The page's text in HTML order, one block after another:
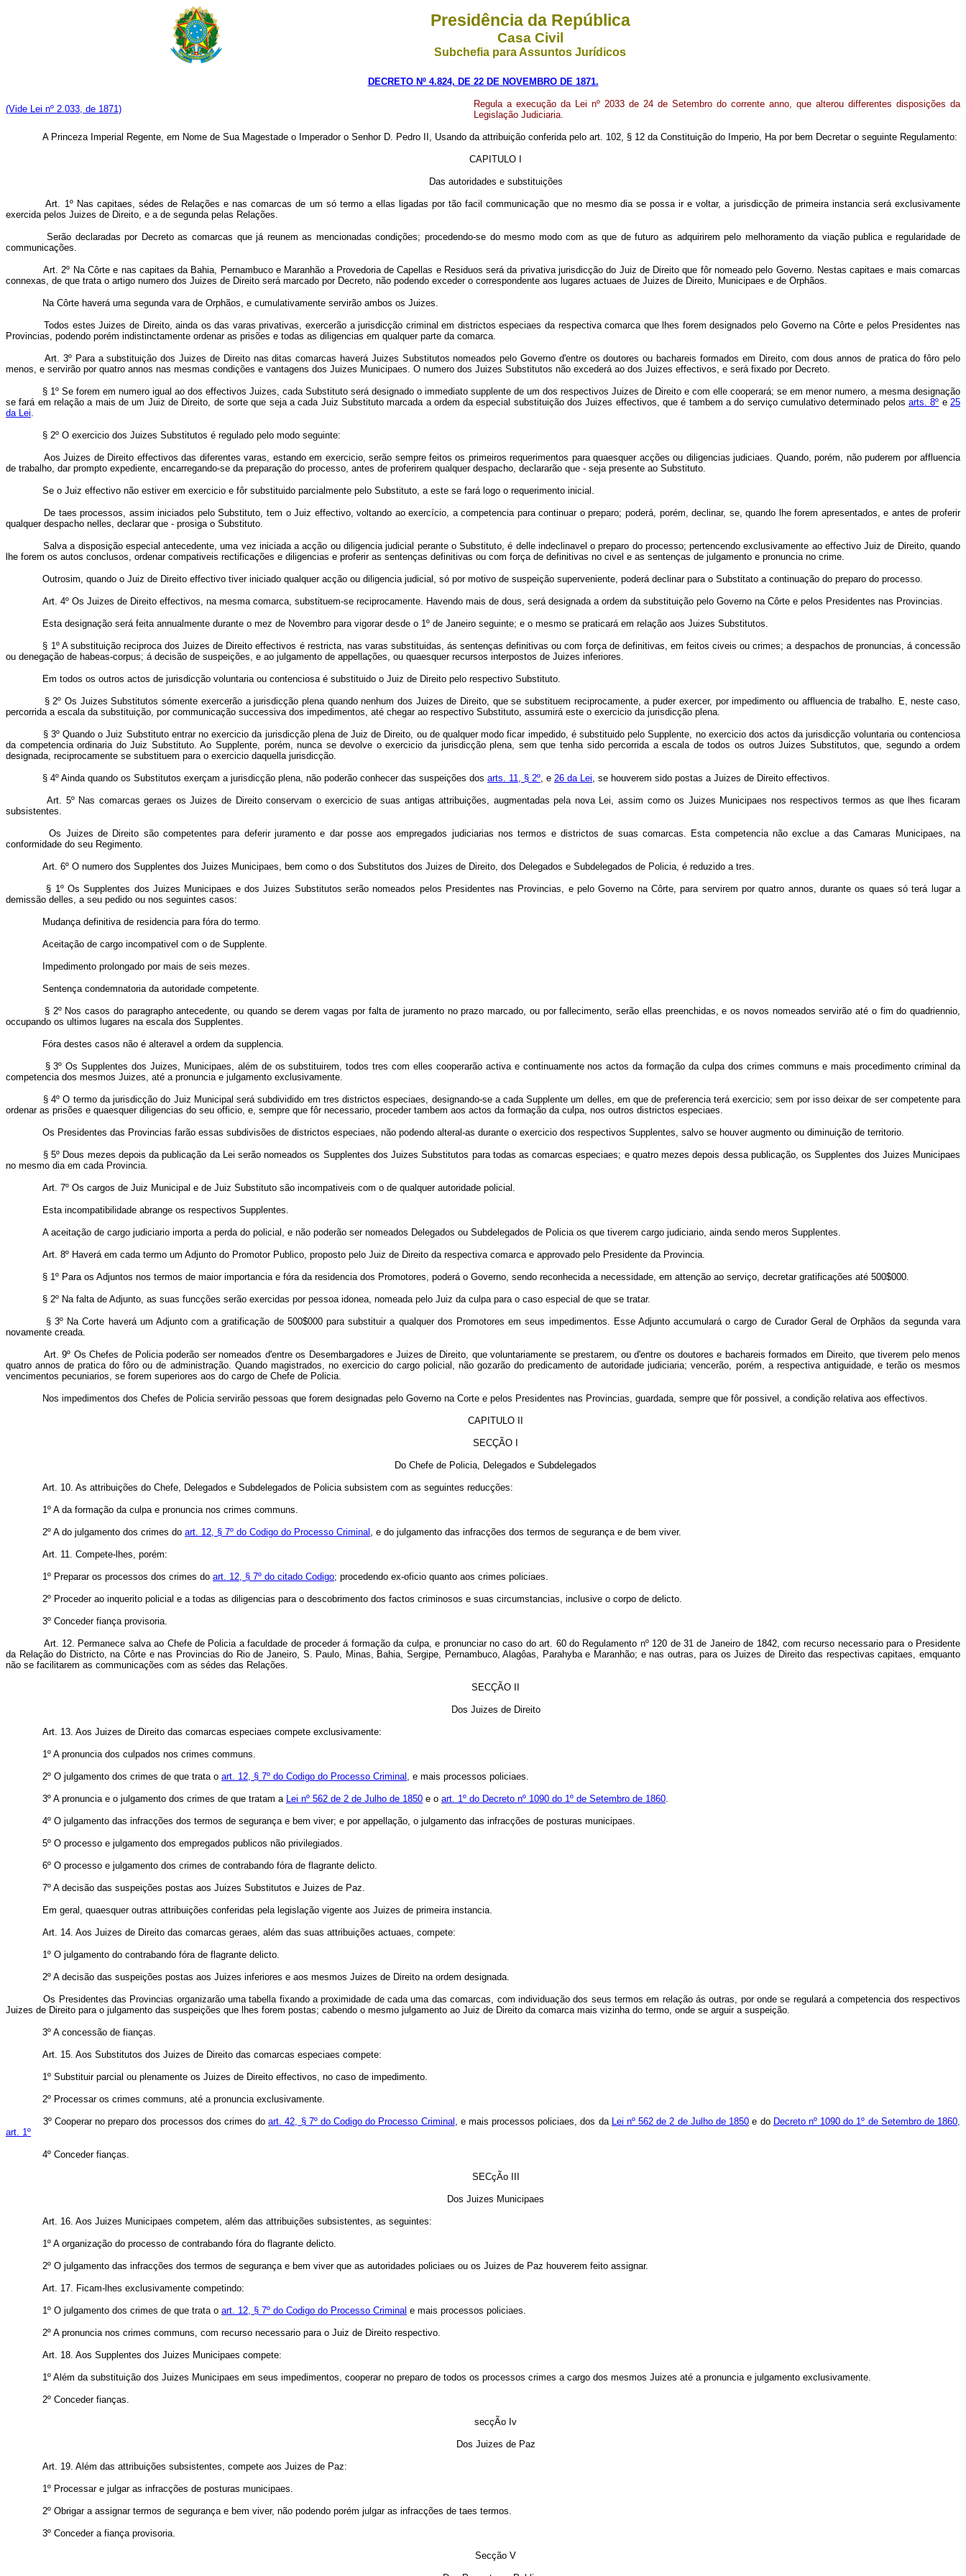
Presidência da República
Casa Civil
Subchefia para Assuntos Jurídicos
DECRETO Nº 4.824, DE 22 DE NOVEMBRO DE 1871.
(Vide Lei nº 2.033, de 1871)
Regula a execução da Lei nº 2033 de 24 de Setembro do corrente anno, que alterou differentes disposições da
Legislação Judiciaria.
A Princeza Imperial Regente, em Nome de Sua Magestade o Imperador o Senhor D. Pedro II, Usando da attribuição conferida pelo art. 102, § 12 da Constituição do Imperio, Ha por bem Decretar o seguinte Regulamento:
CAPITULO I
Das autoridades e substituições
Art. 1º Nas capitaes, sédes de Relações e nas comarcas de um só termo a ellas ligadas por tão facil communicação que no mesmo dia se possa ir e voltar, a jurisdicção de primeira instancia será exclusivamente
exercida pelos Juizes de Direito, e a de segunda pelas Relações.
Serão declaradas por Decreto as comarcas que já reunem as mencionadas condições; procedendo-se do mesmo modo com as que de futuro as adquirirem pelo melhoramento da viação publica e regularidade de
communicações.
Art. 2º Na Côrte e nas capitaes da Bahia, Pernambuco e Maranhão a Provedoria de Capellas e Residuos será da privativa jurisdicção do Juiz de Direito que fôr nomeado pelo Governo. Nestas capitaes e mais comarcas
connexas, de que trata o artigo numero dos Juizes de Direito será marcado por Decreto, não podendo exceder o correspondente aos lugares actuaes de Juizes de Direito, Municipaes e de Orphãos.
Na Côrte haverá uma segunda vara de Orphãos, e cumulativamente servirão ambos os Juizes.
Todos estes Juizes de Direito, ainda os das varas privativas, exercerão a jurisdicção criminal em districtos especiaes da respectiva comarca que lhes forem designados pelo Governo na Côrte e pelos Presidentes nas
Provincias, podendo porém indistinctamente ordenar as prisões e todas as diligencias em qualquer parte da comarca.
Art. 3º Para a substituição dos Juizes de Direito nas ditas comarcas haverá Juizes Substitutos nomeados pelo Governo d'entre os doutores ou bachareis formados em Direito, com dous annos de pratica do fôro pelo
menos, e servirão por quatro annos nas mesmas condições e vantagens dos Juizes Municipaes. O numero dos Juizes Substitutos não excederá ao dos Juizes effectivos, e será fixado por Decreto.
§ 1º Se forem em numero igual ao dos effectivos Juizes, cada Substituto será designado o immediato supplente de um dos respectivos Juizes de Direito e com elle cooperará; se em menor numero, a mesma designação
se fará em relação a mais de um Juiz de Direito, de sorte que seja a cada Juiz Substituto marcada a ordem da especial substituição dos Juizes effectivos, que é tambem a do serviço cumulativo determinado pelosarts. 8º e25
da Lei.
§ 2º O exercicio dos Juizes Substitutos é regulado pelo modo seguinte:
Aos Juizes de Direito effectivos das diferentes varas, estando em exercicio, serão sempre feitos os primeiros requerimentos para quaesquer acções ou diligencias judiciaes. Quando, porém, não puderem por affluencia
de trabalho, dar prompto expediente, encarregando-se da preparação do processo, antes de proferirem qualquer despacho, declararão que - seja presente ao Substituto.
Se o Juiz effectivo não estiver em exercicio e fôr substituido parcialmente pelo Substituto, a este se fará logo o requerimento inicial.
De taes processos, assim iniciados pelo Substituto, tem o Juiz effectivo, voltando ao exercício, a competencia para continuar o preparo; poderá, porém, declinar, se, quando lhe forem apresentados, e antes de proferir
qualquer despacho nelles, declarar que - prosiga o Substituto.
Salva a disposição especial antecedente, uma vez iniciada a acção ou diligencia judicial perante o Substituto, é delle indeclinavel o preparo do processo; pertencendo exclusivamente ao effectivo Juiz de Direito, quando
lhe forem os autos conclusos, ordenar compativeis rectificações e diligencias e proferir as sentenças definitivas ou com força de definitivas no civel e as sentenças de julgamento e pronuncia no crime.
Outrosim, quando o Juiz de Direito effectivo tiver iniciado qualquer acção ou diligencia judicial, só por motivo de suspeição superveniente, poderá declinar para o Substitato a continuação do preparo do processo.
Art. 4º Os Juizes de Direito effectivos, na mesma comarca, substituem-se reciprocamente. Havendo mais de dous, será designada a ordem da substituição pelo Governo na Côrte e pelos Presidentes nas Provincias.
Esta designação será feita annualmente durante o mez de Novembro para vigorar desde o 1º de Janeiro seguinte; e o mesmo se praticará em relação aos Juizes Substitutos.
§ 1º A substituição reciproca dos Juizes de Direito effectivos é restricta, nas varas substituidas, ás sentenças definitivas ou com força de definitivas, em feitos civeis ou crimes; a despachos de pronuncias, á concessão
ou denegação de habeas-corpus; á decisão de suspeições, e ao julgamento de appellações, ou quaesquer recursos interpostos de Juizes inferiores.
Em todos os outros actos de jurisdicção voluntaria ou contenciosa é substituido o Juiz de Direito pelo respectivo Substituto.
§ 2º Os Juizes Substitutos sómente exercerão a jurisdicção plena quando nenhum dos Juizes de Direito, que se substituem reciprocamente, a puder exercer, por impedimento ou affluencia de trabalho. E, neste caso,
percorrida a escala da substituição, por communicação successiva dos impedimentos, até chegar ao respectivo Substituto, assumirá este o exercicio da jurisdicção plena.
§ 3º Quando o Juiz Substituto entrar no exercicio da jurisdicção plena de Juiz de Direito, ou de qualquer modo ficar impedido, é substituido pelo Supplente, no exercicio dos actos da jurisdicção voluntaria ou contenciosa
da competencia ordinaria do Juiz Substituto. Ao Supplente, porém, nunca se devolve o exercicio da jurisdicção plena, sem que tenha sido percorrida a escala de todos os outros Juizes Substitutos, que, segundo a ordem
designada, reciprocamente se substituem para o exercicio daquella jurisdicção.
§ 4º Ainda quando os Substitutos exerçam a jurisdicção plena, não poderão conhecer das suspeições dos arts. 11, § 2º, e 26 da Lei, se houverem sido postas a Juizes de Direito effectivos.
Art. 5º Nas comarcas geraes os Juizes de Direito conservam o exercicio de suas antigas attribuições, augmentadas pela nova Lei, assim como os Juizes Municipaes nos respectivos termos as que lhes ficaram
subsistentes.
Os Juizes de Direito são competentes para deferir juramento e dar posse aos empregados judiciarias nos termos e districtos de suas comarcas. Esta competencia não exclue a das Camaras Municipaes, na
conformidade do seu Regimento.
Art. 6º O numero dos Supplentes dos Juizes Municipaes, bem como o dos Substitutos dos Juizes de Direito, dos Delegados e Subdelegados de Policia, é reduzido a tres.
§ 1º Os Supplentes dos Juizes Municipaes e dos Juizes Substitutos serão nomeados pelos Presidentes nas Provincias, e pelo Governo na Côrte, para servirem por quatro annos, durante os quaes só terá lugar a
demissão delles, a seu pedido ou nos seguintes casos:
Mudança definitiva de residencia para fóra do termo.
Aceitação de cargo incompativel com o de Supplente.
Impedimento prolongado por mais de seis mezes.
Sentença condemnatoria da autoridade competente.
§ 2º Nos casos do paragrapho antecedente, ou quando se derem vagas por falta de juramento no prazo marcado, ou por fallecimento, serão ellas preenchidas, e os novos nomeados servirão até o fim do quadriennio,
occupando os ultimos lugares na escala dos Supplentes.
Fóra destes casos não é alteravel a ordem da supplencia.
§ 3º Os Supplentes dos Juizes, Municipaes, além de os substituirem, todos tres com elles cooperarão activa e continuamente nos actos da formação da culpa dos crimes communs e mais procedimento criminal da
competencia dos mesmos Juizes, até a pronuncia e julgamento exclusivamente.
§ 4º O termo da jurisdicção do Juiz Municipal será subdividido em tres districtos especiaes, designando-se a cada Supplente um delles, em que de preferencia terá exercicio; sem por isso deixar de ser competente para
ordenar as prisões e quaesquer diligencias do seu officio, e, sempre que fôr necessario, proceder tambem aos actos da formação da culpa, nos outros districtos especiaes.
Os Presidentes das Provincias farão essas subdivisões de districtos especiaes, não podendo alteral-as durante o exercicio dos respectivos Supplentes, salvo se houver augmento ou diminuição de territorio.
§ 5º Dous mezes depois da publicação da Lei serão nomeados os Supplentes dos Juizes Substitutos para todas as comarcas especiaes; e quatro mezes depois dessa publicação, os Supplentes dos Juizes Municipaes
no mesmo dia em cada Provincia.
Art. 7º Os cargos de Juiz Municipal e de Juiz Substituto são incompativeis com o de qualquer autoridade policial.
Esta incompatibilidade abrange os respectivos Supplentes.
A aceitação de cargo judiciario importa a perda do policial, e não poderão ser nomeados Delegados ou Subdelegados de Policia os que tiverem cargo judiciario, ainda sendo meros Supplentes.
Art. 8º Haverá em cada termo um Adjunto do Promotor Publico, proposto pelo Juiz de Direito da respectiva comarca e approvado pelo Presidente da Provincia.
§ 1º Para os Adjuntos nos termos de maior importancia e fóra da residencia dos Promotores, poderá o Governo, sendo reconhecida a necessidade, em attenção ao serviço, decretar gratificações até 500$000.
§ 2º Na falta de Adjunto, as suas funcções serão exercidas por pessoa idonea, nomeada pelo Juiz da culpa para o caso especial de que se tratar.
§ 3º Na Corte haverá um Adjunto com a gratificação de 500$000 para substituir a qualquer dos Promotores em seus impedimentos. Esse Adjunto accumulará o cargo de Curador Geral de Orphãos da segunda vara
novamente creada.
Art. 9º Os Chefes de Policia poderão ser nomeados d'entre os Desembargadores e Juizes de Direito, que voluntariamente se prestarem, ou d'entre os doutores e bachareis formados em Direito, que tiverem pelo menos
quatro annos de pratica do fôro ou de administração. Quando magistrados, no exercicio do cargo policial, não gozarão do predicamento de autoridade judiciaria; vencerão, porém, a respectiva antiguidade, e terão os mesmos
vencimentos pecuniarios, se forem superiores aos do cargo de Chefe de Policia.
Nos impedimentos dos Chefes de Policia servirão pessoas que forem designadas pelo Governo na Corte e pelos Presidentes nas Provincias, guardada, sempre que fôr possivel, a condição relativa aos effectivos.
CAPITULO II
SECÇÃO I
Do Chefe de Policia, Delegados e Subdelegados
Art. 10. As attribuições do Chefe, Delegados e Subdelegados de Policia subsistem com as seguintes reducções:
1º A da formação da culpa e pronuncia nos crimes communs.
2º A do julgamento dos crimes do art. 12, § 7º do Codigo do Processo Criminal , e do julgamento das infracções dos termos de segurança e de bem viver.
Art. 11. Compete-lhes, porém:
1º Preparar os processos dos crimes do art. 12, § 7º do citado Codigo; procedendo ex-oficio quanto aos crimes policiaes.
2º Proceder ao inquerito policial e a todas as diligencias para o descobrimento dos factos criminosos e suas circumstancias, inclusive o corpo de delicto.
3º Conceder fiança provisoria.
Art. 12. Permanece salva ao Chefe de Policia a faculdade de proceder á formação da culpa, e pronunciar no caso do art. 60 do Regulamento nº 120 de 31 de Janeiro de 1842, com recurso necessario para o Presidente
da Relação do Districto, na Côrte e nas Provincias do Rio de Janeiro, S. Paulo, Minas, Bahia, Sergipe, Pernambuco, Alagôas, Parahyba e Maranhão; e nas outras, para os Juizes de Direito das respectivas capitaes, emquanto
não se facilitarem as communicações com as sédes das Relações.
SECÇÃO II
Dos Juizes de Direito
Art. 13. Aos Juizes de Direito das comarcas especiaes compete exclusivamente:
1º A pronuncia dos culpados nos crimes communs.
2º O julgamento dos crimes de que trata o art. 12, § 7º do Codigo do Processo Criminal , e mais processos policiaes.
3º A pronuncia e o julgamento dos crimes de que tratam a Lei nº 562 de 2 de Julho de 1850 e o art. 1º do Decreto nº 1090 do 1º de Setembro de 1860.
4º O julgamento das infracções dos termos de segurança e bem viver; e por appellação, o julgamento das infracções de posturas municipaes.
5º O processo e julgamento dos empregados publicos não privilegiados.
6º O processo e julgamento dos crimes de contrabando fóra de flagrante delicto.
7º A decisão das suspeições postas aos Juizes Substitutos e Juizes de Paz.
Em geral, quaesquer outras attribuições conferidas pela legislação vigente aos Juizes de primeira instancia.
Art. 14. Aos Juizes de Direito das comarcas geraes, além das suas attribuições actuaes, compete:
1º O julgamento do contrabando fóra de flagrante delicto.
2º A decisão das suspeições postas aos Juizes inferiores e aos mesmos Juizes de Direito na ordem designada.
Os Presidentes das Provincias organizarão uma tabella fixando a proximidade de cada uma das comarcas, com individuação dos seus termos em relação ás outras, por onde se regulará a competencia dos respectivos
Juizes de Direito para o julgamento das suspeições que lhes forem postas; cabendo o mesmo julgamento ao Juiz de Direito da comarca mais vizinha do termo, onde se arguir a suspeição.
3º A concessão de fianças.
Art. 15. Aos Substitutos dos Juizes de Direito das comarcas especiaes compete:
1º Substituir parcial ou plenamente os Juizes de Direito effectivos, no caso de impedimento.
2º Processar os crimes communs, até a pronuncia exclusivamente.
3º Cooperar no preparo dos processos dos crimes doart. 42, § 7º do Codigo do Processo Criminal , e mais processos policiaes, dos da Lei nº 562 de 2 de Julho de 1850 e do Decreto nº 1090 do 1º de Setembro de 1860,
art. 1º
4º Conceder fianças.
SECçÃo III
Dos Juizes Municipaes
Art. 16. Aos Juizes Municipaes competem, além das attribuições subsistentes, as seguintes:
1º A organização do processo de contrabando fóra do flagrante delicto.
2º O julgamento das infracções dos termos de segurança e bem viver que as autoridades policiaes ou os Juizes de Paz houverem feito assignar.
Art. 17. Ficam-lhes exclusivamente competindo:
1º O julgamento dos crimes de que trata o art. 12, § 7º do Codigo do Processo Criminal e mais processos policiaes.
2º A pronuncia nos crimes communs, com recurso necessario para o Juiz de Direito respectivo.
Art. 18. Aos Supplentes dos Juizes Municipaes compete:
1º Além da substituição dos Juizes Municipaes em seus impedimentos, cooperar no preparo de todos os processos crimes a cargo dos mesmos Juizes até a pronuncia e julgamento exclusivamente.
2º Conceder fianças.
secçÃo Iv
Dos Juizes de Paz
Art. 19. Além das attribuições subsistentes, compete aos Juizes de Paz:
1º Processar e julgar as infracções de posturas municipaes.
2º Obrigar a assignar termos de segurança e bem viver, não podendo porém julgar as infracções de taes termos.
3º Conceder a fiança provisoria.
Secção V